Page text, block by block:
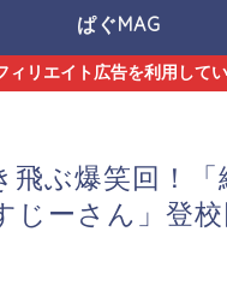
ぱぐMAG
ィリエイト広告を利用して
飛ぶ爆笑回！「
じーさん」登